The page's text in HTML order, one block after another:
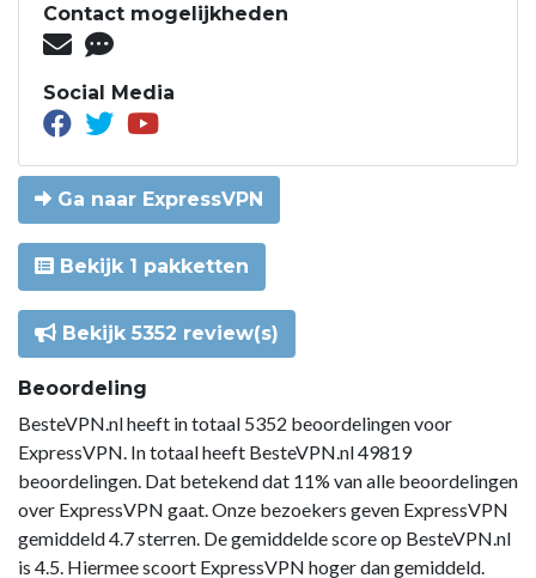
Contact mogelijkheden
Social Media
Ga naar ExpressVPN
Bekijk 1 pakketten
Bekijk 5352 review(s)
Beoordeling
BesteVPN.nl heeft in totaal 5352 beoordelingen voor
ExpressVPN. In totaal heeft BesteVPN.nl 49819
beoordelingen. Dat betekend dat 11% van alle beoordelingen
over ExpressVPN gaat. Onze bezoekers geven ExpressVPN
gemiddeld 4.7 sterren. De gemiddelde score op BesteVPN.nl
is 4.5. Hiermee scoort ExpressVPN hoger dan gemiddeld.